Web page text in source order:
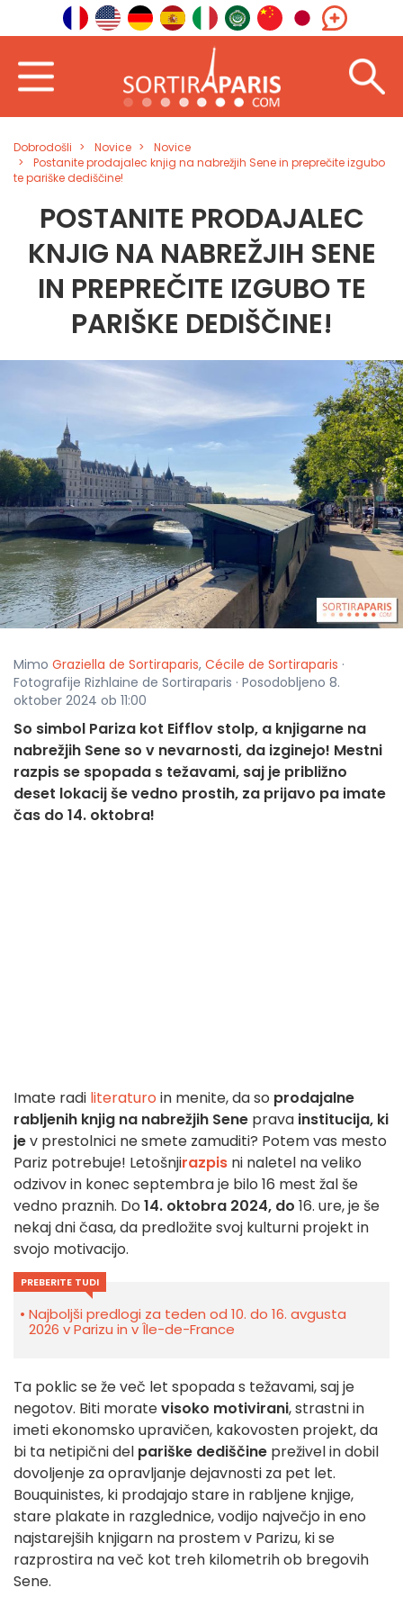
Dobrodošli Novice
Novice
Postanite prodajalec knjig na nabrežjih Sene in preprečite izgubo
te pariške dediščine!
POSTANITE PRODAJALEC
KNJIG NA NABREŽJIH SENE
IN PREPREČITE IZGUBO TE
PARIŠKE DEDIŠČINE!
Mimo Graziella de Sortiraparis, Cécile de Sortiraparis ·
Fotografije Rizhlaine de Sortiraparis · Posodobljeno 8.
oktober 2024 ob 11:00
So simbol Pariza kot Eifflov stolp, a knjigarne na
nabrežjih Sene so v nevarnosti, da izginejo! Mestni
razpis se spopada s težavami, saj je približno
deset lokacij še vedno prostih, za prijavo pa imate
čas do 14. oktobra!
Imate radi literaturo in menite, da so prodajalne
rabljenih knjig na nabrežjih Sene prava institucija, ki
jev prestolnici ne smete zamuditi? Potem vas mesto
Pariz potrebuje! Letošnjirazpis ni naletel na veliko
odzivov in konec septembra je bilo 16 mest žal še
vedno praznih. Do 14. oktobra 2024, do 16. ure, je še
nekaj dni časa, da predložite svoj kulturni projekt in
svojo motivacijo.
PREBERITE TUDI
Najboljši predlogi za teden od 10. do 16. avgusta
2026 v Parizu in v Île-de-France
Ta poklic se že več let spopada s težavami, saj je
negotov. Biti moratevisoko motivirani, strastni in
imeti ekonomsko upravičen, kakovosten projekt, da
bi ta netipični del pariške dediščine preživel in dobil
dovoljenje za opravljanje dejavnosti za pet let.
Bouquinistes, ki prodajajo stare in rabljene knjige,
stare plakate in razglednice, vodijo največjo in eno
najstarejših knjigarn na prostem v Parizu, ki se
razprostira na več kot treh kilometrih ob bregovih
Sene.